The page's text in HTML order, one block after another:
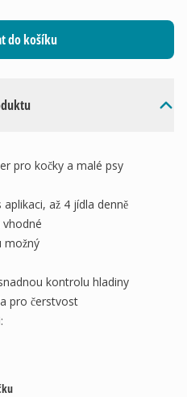
pro kočky a malé psy
až 4 jídla denně
možný
kontrolu hladiny
pro čerstvost
do košíku